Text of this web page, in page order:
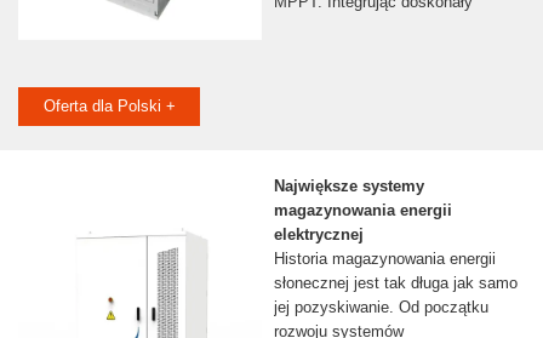
Oferta dla Polski +
Największe systemy
magazynowania energii
elektrycznej
Historia magazynowania energii
słonecznej jest tak długa jak samo
jej pozyskiwanie. Od początku
rozwoju systemów